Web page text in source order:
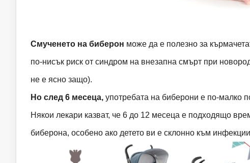
Смученето на биберон може да е полезно за
по-нисък риск от синдром на внезапна смърт при
не е ясно защо).
Но след 6 месеца, употребата на биберони е по-малко
Някои лекари казват, че 6 до 12 месеца е подходящо
биберона, особено ако детето ви е склонно към